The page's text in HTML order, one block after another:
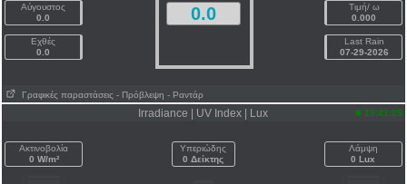
Αύγουστος
0.0
Εχθές
0.0
0.0
Τιμή/ ω
0.000
Last Rain
07-29-2026
Γραφικές παραστάσεις - Πρόβλεψη - Ραντάρ
Irradiance | UV Index | Lux 15:41:25
Ακτινοβολία
0 W/m²
Υπεριώδης
0 Δείκτης
Λάμψη
0 Lux